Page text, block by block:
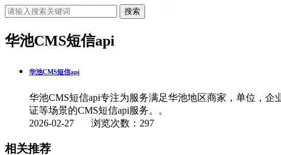
搜索
华池CMS短信api
华池CMS短信api
华池CMS短信api专注为服务满足华池地区商家，单位，
证等场景的CMS短信api服务。。
2026-02-27 浏览次数：297
相关推荐